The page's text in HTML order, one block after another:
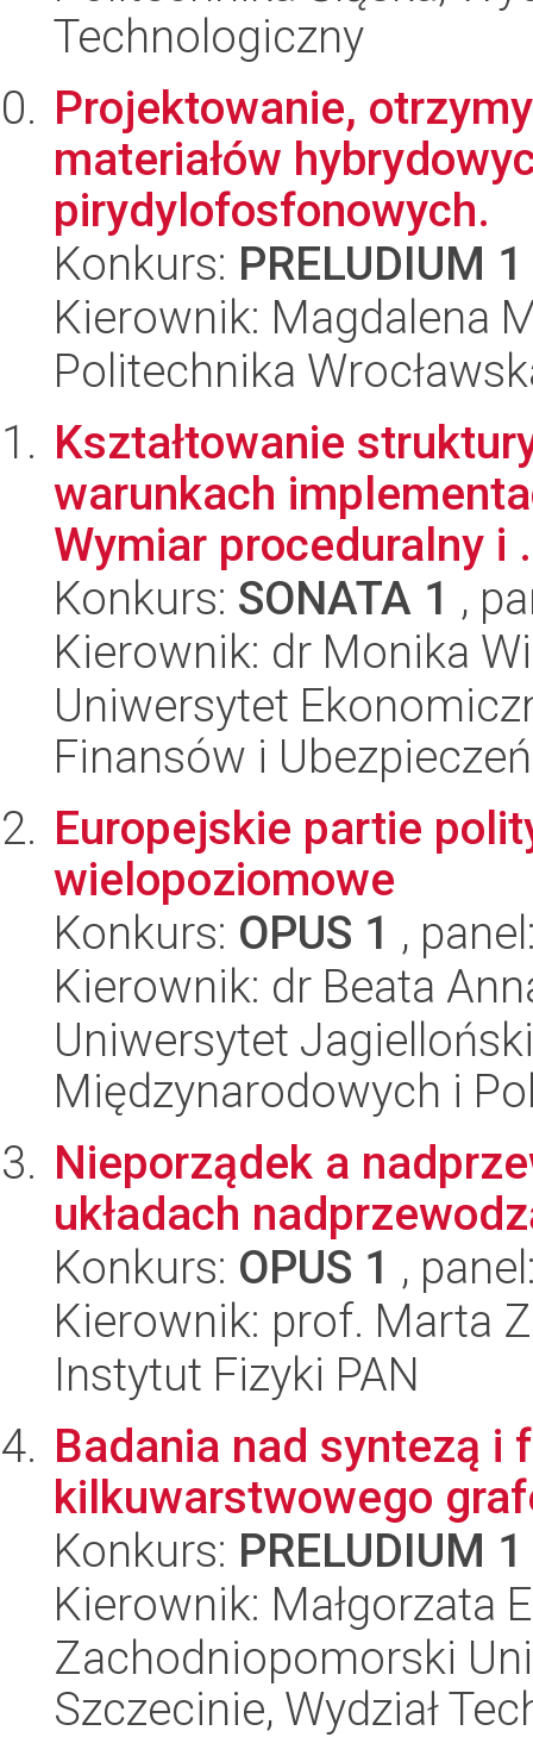
Technologiczny
Projektowanie,
materiałów
pirydylofosfonowych.
Konkurs: PRELUDIUM 1
Kierownik: Magdalena
Politechnika
Kształtowanie
warunkach
Wymiar proceduralny i
Konkurs: SONATA 1 ,
Kierownik: dr Monika
Uniwersytet
Finansów i Ubezpieczeń
Europejskie partie
wielopoziomowe
Konkurs: OPUS 1 ,
Kierownik: dr Beata
Uniwersytet
Międzynarodowych i
Nieporządek a
układach
Konkurs: OPUS 1 ,
Kierownik: prof. Marta
Instytut Fizyki PAN
Badania nad syntezą i
kilkuwarstwowego
Konkurs: PRELUDIUM 1
Kierownik: Małgorzata
Zachodniopomorski
Szczecinie, Wydział